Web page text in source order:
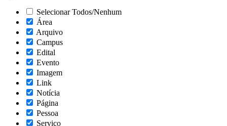
Selecionar Todos/Nenhum
Área
Arquivo
Campus
Edital
Evento
Imagem
Link
Notícia
Página
Pessoa
Serviço